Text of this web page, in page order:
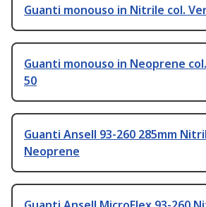
Guanti monouso in Nitrile col.
Guanti monouso in Neoprene
50
Guanti Ansell 93-260 285mm
Neoprene